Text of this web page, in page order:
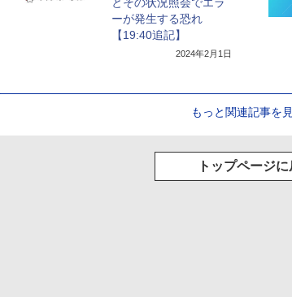
とその状況照会でエラ
ーが発生する恐れ
【19:40追記】
2024年2月1日
もっと関連記事を
トップページに